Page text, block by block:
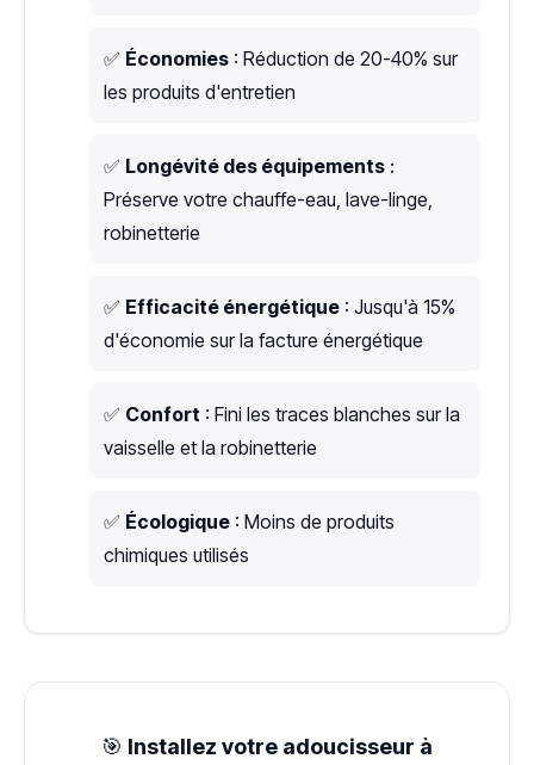
✅ Économies : Réduction de 20-40% sur
les produits d'entretien
✅ Longévité des équipements :
Préserve votre chauffe-eau, lave-linge,
robinetterie
✅ Efficacité énergétique : Jusqu'à 15%
d'économie sur la facture énergétique
✅ Confort : Fini les traces blanches sur la
vaisselle et la robinetterie
✅ Écologique : Moins de produits
chimiques utilisés
🎯 Installez votre adoucisseur à